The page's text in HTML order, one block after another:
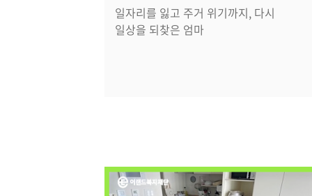
일자리를 잃고 주거 위기까지, 다시
일상을 되찾은 엄마